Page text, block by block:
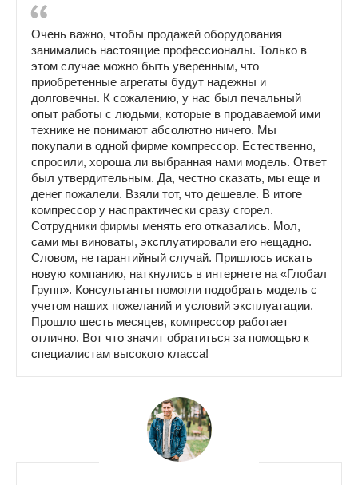
Очень важно, чтобы продажей оборудования
занимались настоящие профессионалы. Только в
этом случае можно быть уверенным, что
приобретенные агрегаты будут надежны и
долговечны. К сожалению, у нас был печальный
опыт работы с людьми, которые в продаваемой ими
технике не понимают абсолютно ничего. Мы
покупали в одной фирме компрессор. Естественно,
спросили, хороша ли выбранная нами модель. Ответ
был утвердительным. Да, честно сказать, мы еще и
денег пожалели. Взяли тот, что дешевле. В итоге
компрессор у наспрактически сразу сгорел.
Сотрудники фирмы менять его отказались. Мол,
сами мы виноваты, эксплуатировали его нещадно.
Словом, не гарантийный случай. Пришлось искать
новую компанию, наткнулись в интернете на «Глобал
Групп». Консультанты помогли подобрать модель с
учетом наших пожеланий и условий эксплуатации.
Прошло шесть месяцев, компрессор работает
отлично. Вот что значит обратиться за помощью к
специалистам высокого класса!